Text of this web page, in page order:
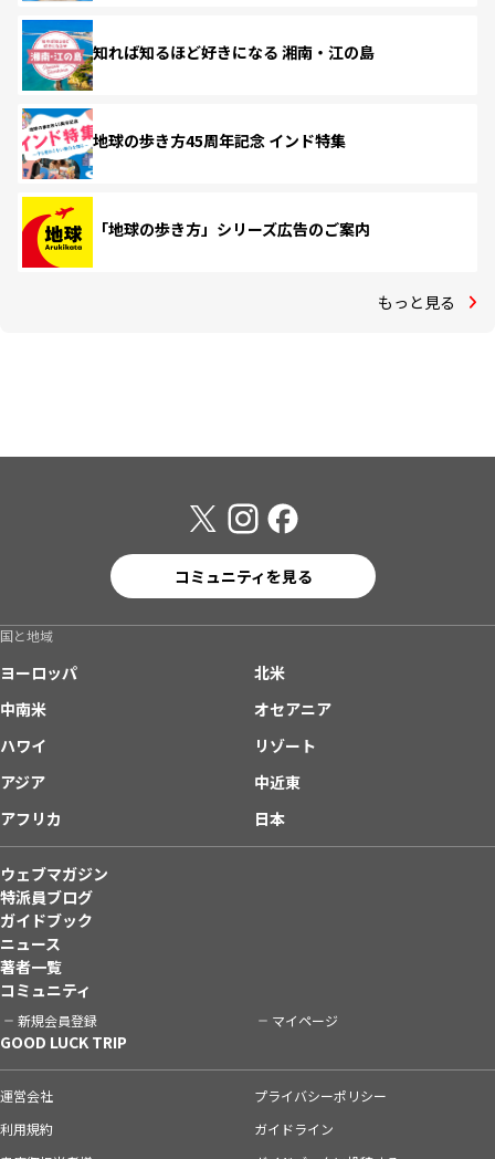
知れば知るほど好きになる 湘南・江の島
地球の歩き方45周年記念 インド特集
「地球の歩き方」シリーズ広告のご案内
もっと見る
コミュニティを見る
国と地域
ヨーロッパ
北米
中南米
オセアニア
ハワイ
リゾート
アジア
中近東
アフリカ
日本
ウェブマガジン
特派員ブログ
ガイドブック
ニュース
著者一覧
コミュニティ
新規会員登録 マイページ
GOOD LUCK TRIP
運営会社
プライバシーポリシー
利用規約
ガイドライン